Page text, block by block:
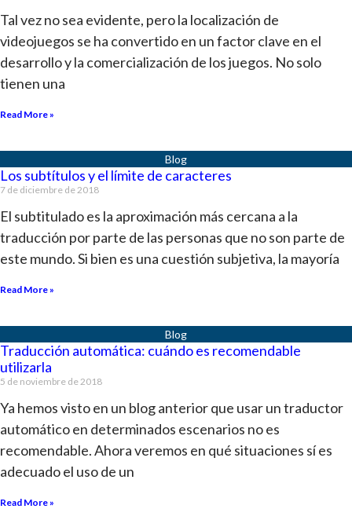
Tal vez no sea evidente, pero la localización de
videojuegos se ha convertido en un factor clave en el
desarrollo y la comercialización de los juegos. No solo
tienen una
Read More »
Los subtítulos y el límite de caracteres
7 de diciembre de 2018
El subtitulado es la aproximación más cercana a la
traducción por parte de las personas que no son parte de
este mundo. Si bien es una cuestión subjetiva, la mayoría
Read More »
Traducción automática: cuándo es recomendable
utilizarla
5 de noviembre de 2018
Ya hemos visto en un blog anterior que usar un traductor
automático en determinados escenarios no es
recomendable. Ahora veremos en qué situaciones sí es
adecuado el uso de un
Read More »